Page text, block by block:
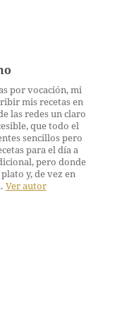
por vocación, mi
mis recetas en
las redes un claro
que todo el
sencillos pero
para el día a
pero donde
y, de vez en
Ver autor